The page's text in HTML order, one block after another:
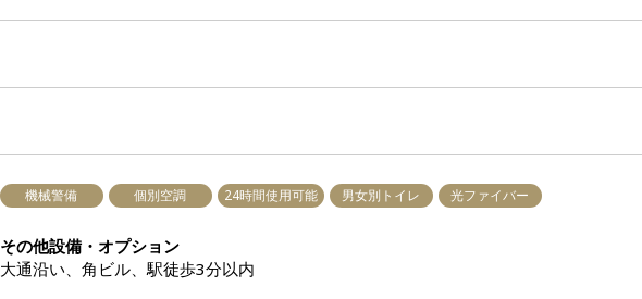
機械警備 個別空調 24時間使用可能 男女別トイレ 光ファイバー
その他設備・オプション
大通沿い、角ビル、駅徒歩3分以内